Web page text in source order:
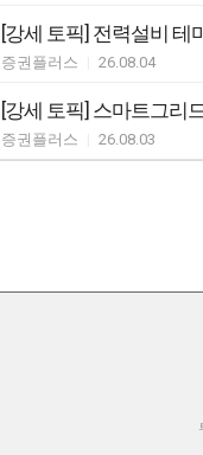
[강세 토픽] 전력설비 테
증권플러스 26.08.04
[강세 토픽] 스마트그리
증권플러스 26.08.03